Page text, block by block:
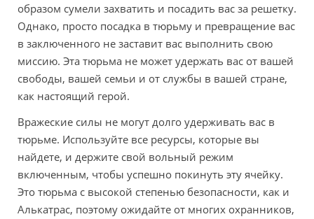
образом сумели захватить и посадить вас за решетку.
Однако, просто посадка в тюрьму и превращение вас
в заключенного не заставит вас выполнить свою
миссию. Эта тюрьма не может удержать вас от вашей
свободы, вашей семьи и от службы в вашей стране,
как настоящий герой.
Вражеские силы не могут долго удерживать вас в
тюрьме. Используйте все ресурсы, которые вы
найдете, и держите свой вольный режим
включенным, чтобы успешно покинуть эту ячейку.
Это тюрьма с высокой степенью безопасности, как и
Алькатрас, поэтому ожидайте от многих охранников,